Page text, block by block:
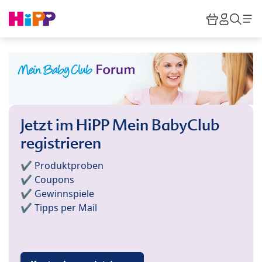
HiPP
Jetzt im HiPP Mein BabyClub
registrieren
✔️ Produktproben
✔️ Coupons
✔️ Gewinnspiele
✔️ Tipps per Mail